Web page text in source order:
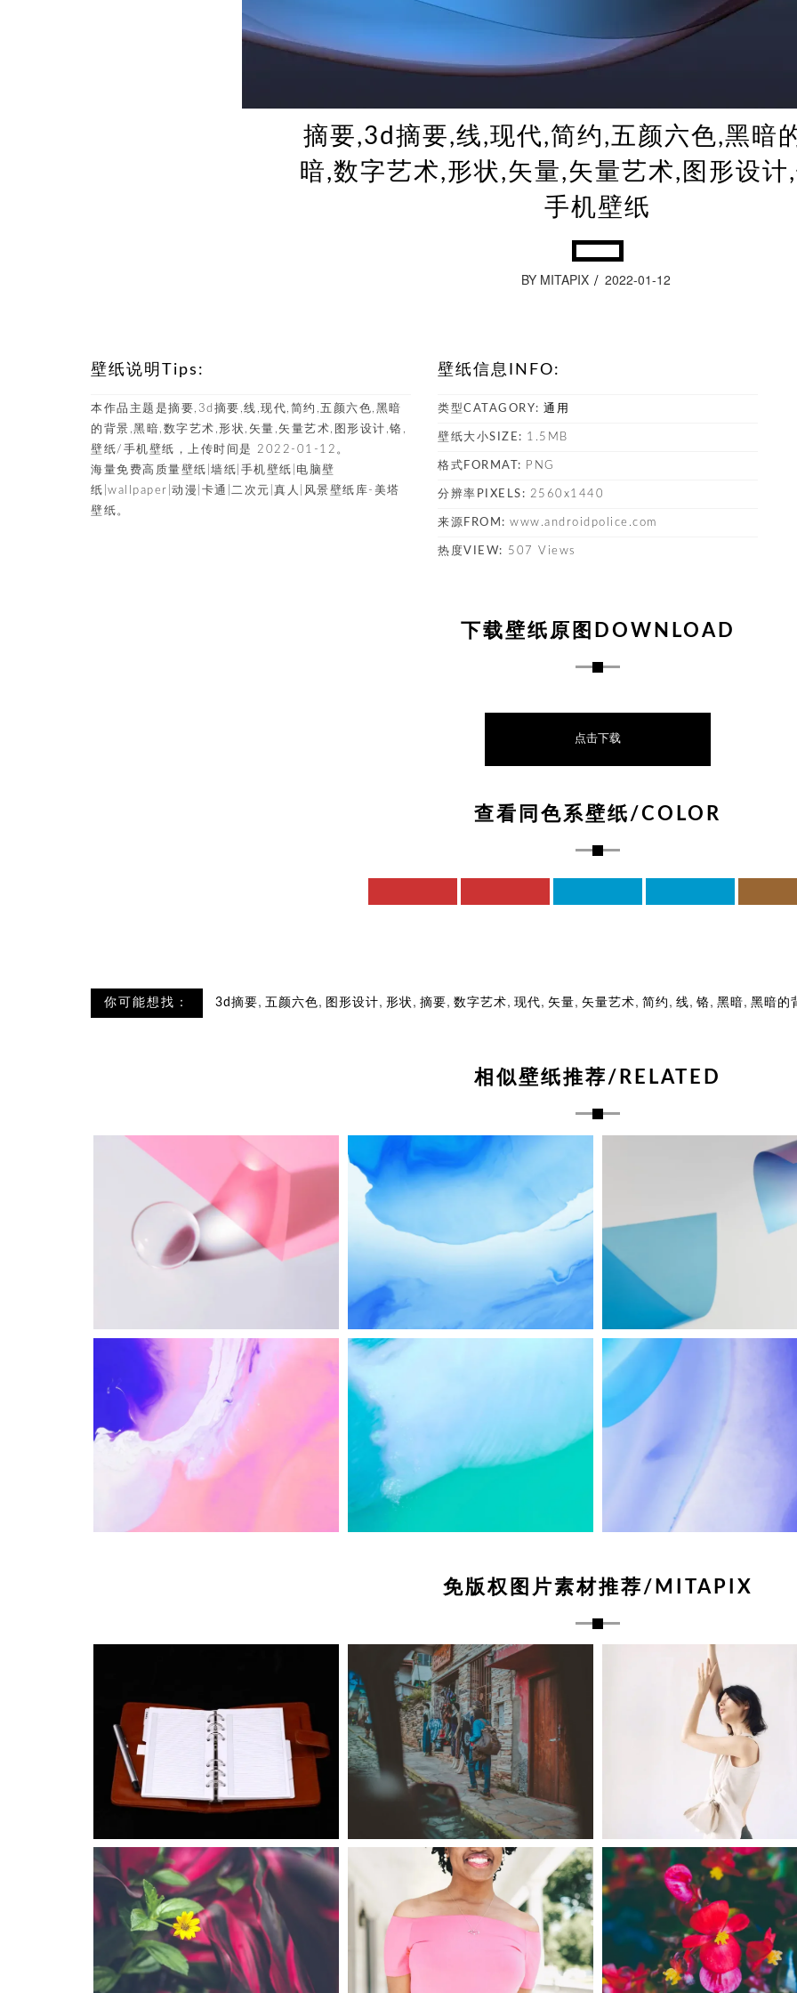
摘要,3d摘要,线,现代,简约,五颜六色,黑暗
暗,数字艺术,形状,矢量,矢量艺术,图形设
手机壁纸
BY MITAPIX 2022-01-12
壁纸说明Tips:
本作品主题是摘要,3d摘要,线,现代,简约,五颜六色,黑暗
的背景,黑暗,数字艺术,形状,矢量,矢量艺术,图形设计,铬,
壁纸/手机壁纸，上传时间是 2022-01-12。
海量免费高质量壁纸|墙纸|手机壁纸|电脑壁
纸|wallpaper|动漫|卡通|二次元|真人|风景壁纸库-美塔
壁纸。
壁纸信息INFO:
类型CATAGORY: 通用
壁纸大小SIZE: 1.5MB
格式FORMAT: PNG
分辨率PIXELS: 2560x1440
来源FROM: www.androidpolice.com
热度VIEW: 507 Views
下载壁纸原图DOWNLOAD
点击下载
查看同色系壁纸/COLOR
你可能想找： 3d摘要, 五颜六色, 图形设计, 形状 , 摘要, 数字艺术, 现代, 矢量, 矢量艺术, 简约 , 线, 铬, 黑暗, 黑暗的
相似壁纸推荐/RELATED
免版权图片素材推荐/MITAPIX